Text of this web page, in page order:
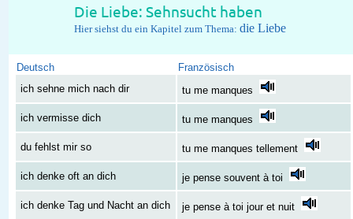
Die Liebe: Sehnsucht haben
Hier siehst du ein Kapitel zum Thema: die Liebe
Deutsch
Französisch
ich sehne mich nach dir
tu me manques
ich vermisse dich tu me manques
du fehlst mir so tu me manques tellement
ich denke oft an dich je pense souvent à toi
ich denke Tag und Nacht an dich je pense à toi jour et nuit